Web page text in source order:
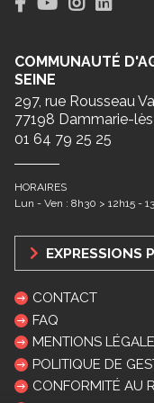
COMMUNAUTÉ
SEINE
297, rue Rousseau
77198 Dammarie-
01 64 79 25 25
HORAIRES
Lun - Ven : 8h30 > 12h15 -
EXPRESSIONS
CONTACT
FAQ
MENTIONS
POLITIQUE DE
CONFORMITÉ AU